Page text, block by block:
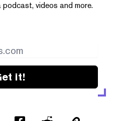
videos and more.
it!